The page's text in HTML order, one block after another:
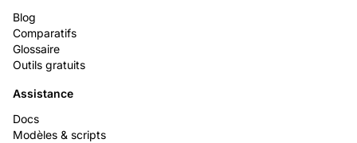
Blog
Comparatifs
Glossaire
Outils gratuits
Assistance
Docs
Modèles & scripts